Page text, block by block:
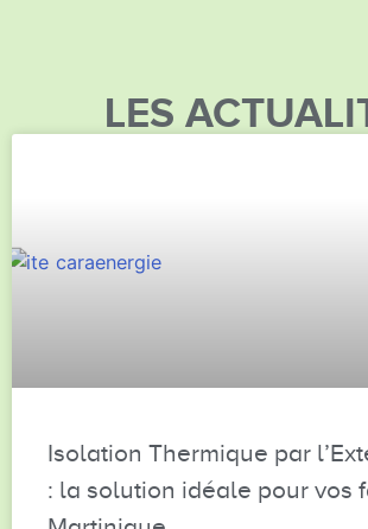
LES
Isolation Thermique par
: la solution idéale pour vos